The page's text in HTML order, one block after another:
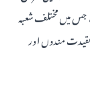
جس میں مختلف شعبہ
مندوں اور